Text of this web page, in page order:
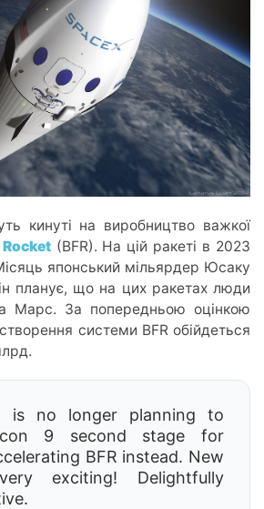
кинуті на виробництво важкої
(BFR). На цій ракеті в 2023
японський мільярдер Юсаку
планує, що на цих ракетах люди
Марс. За попередньою оцінкою
системи BFR обійдеться
is no longer planning to
9 second stage for
BFR instead. New
exciting! Delightfully